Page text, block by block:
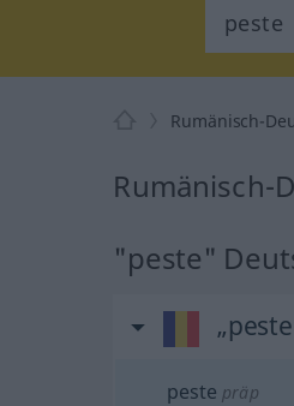
Rumänisch-
Rumänisch-
"peste"
peste präp